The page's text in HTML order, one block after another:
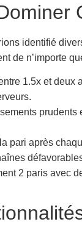
identifié
de n’importe
1.5x et
pari après
2 paris avec